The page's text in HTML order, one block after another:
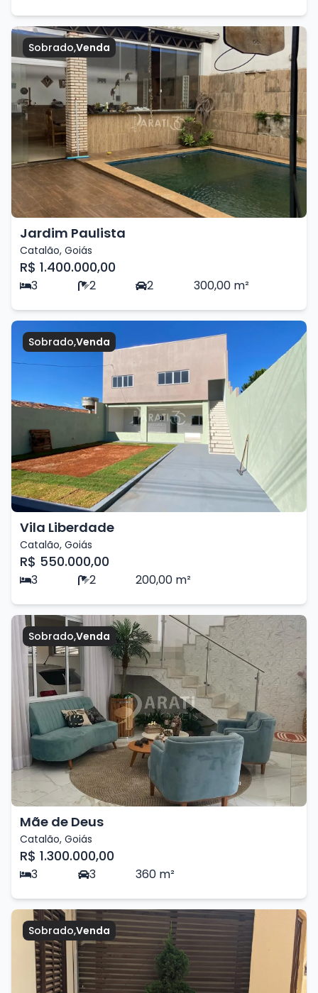
Sobrado,Venda
Jardim Paulista
Catalão, Goiás
R$ 1.400.000,00
3 2 2 300,00 m²
Sobrado,Venda
Vila Liberdade
Catalão, Goiás
R$ 550.000,00
3 2 200,00 m²
Sobrado,Venda
Mãe de Deus
Catalão, Goiás
R$ 1.300.000,00
3 3 360 m²
Sobrado,Venda